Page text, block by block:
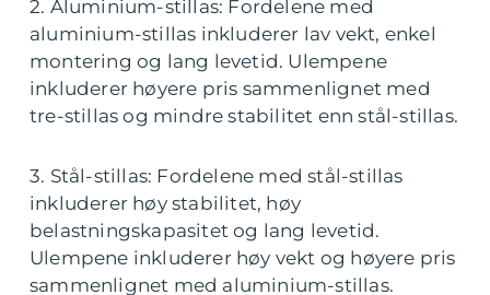
2. Aluminium-stillas: Fordelene med
aluminium-stillas inkluderer lav vekt, enkel
montering og lang levetid. Ulempene
inkluderer høyere pris sammenlignet med
tre-stillas og mindre stabilitet enn stål-stillas.
3. Stål-stillas: Fordelene med stål-stillas
inkluderer høy stabilitet, høy
belastningskapasitet og lang levetid.
Ulempene inkluderer høy vekt og høyere pris
sammenlignet med aluminium-stillas.